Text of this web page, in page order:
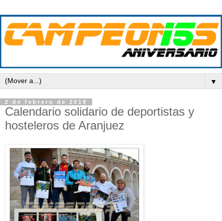
▼
2 de febrero de 2019
Calendario solidario de deportistas y
hosteleros de Aranjuez